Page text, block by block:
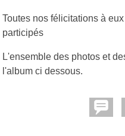
Toutes nos félicitations à
participés
L'ensemble des photos et
l'album ci dessous.